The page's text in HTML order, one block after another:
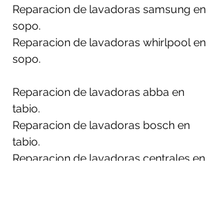
Reparacion de lavadoras samsung en
sopo.
Reparacion de lavadoras whirlpool en
sopo.
Reparacion de lavadoras abba en
tabio.
Reparacion de lavadoras bosch en
tabio.
Reparacion de lavadoras centrales en